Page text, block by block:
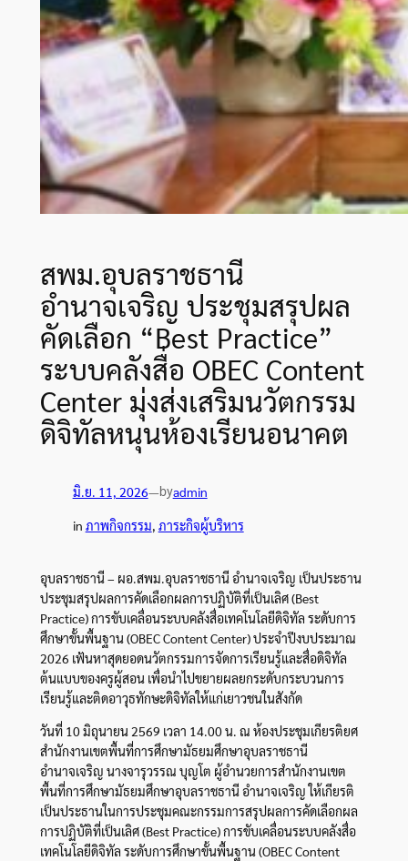
สพม.อุบลราชธานี
อำนาจเจริญ ประชุมสรุปผล
คัดเลือก “Best Practice”
ระบบคลังสื่อ OBEC Content
Center มุ่งส่งเสริมนวัตกรรม
ดิจิทัลหนุนห้องเรียนอนาคต
มิ.ย. 11, 2026—byadmin
in ภาพกิจกรรม ภาระกิจผู้บริหาร
อุบลราชธานี – ผอ.สพม.อุบลราชธานี อำนาจเจริญ เป็นประธาน
ประชุมสรุปผลการคัดเลือกผลการปฏิบัติที่เป็นเลิศ (Best
Practice) การขับเคลื่อนระบบคลังสื่อเทคโนโลยีดิจิทัล ระดับการ
ศึกษาขั้นพื้นฐาน (OBEC Content Center) ประจำปีงบประมาณ
2026 เฟ้นหาสุดยอดนวัตกรรมการจัดการเรียนรู้และสื่อดิจิทัล
ต้นแบบของครูผู้สอน เพื่อนำไปขยายผลยกระดับกระบวนการ
เรียนรู้และติดอาวุธทักษะดิจิทัลให้แก่เยาวชนในสังกัด
วันที่ 10 มิถุนายน 2569 เวลา 14.00 น. ณ ห้องประชุมเกียรติยศ
สำนักงานเขตพื้นที่การศึกษามัธยมศึกษาอุบลราชธานี
อำนาจเจริญ นางจารุวรรณ บุญโต ผู้อำนวยการสำนักงานเขต
พื้นที่การศึกษามัธยมศึกษาอุบลราชธานี อำนาจเจริญ ให้เกียรติ
เป็นประธานในการประชุมคณะกรรมการสรุปผลการคัดเลือกผล
การปฏิบัติที่เป็นเลิศ (Best Practice) การขับเคลื่อนระบบคลังสื่อ
เทคโนโลยีดิจิทัล ระดับการศึกษาขั้นพื้นฐาน (OBEC Content